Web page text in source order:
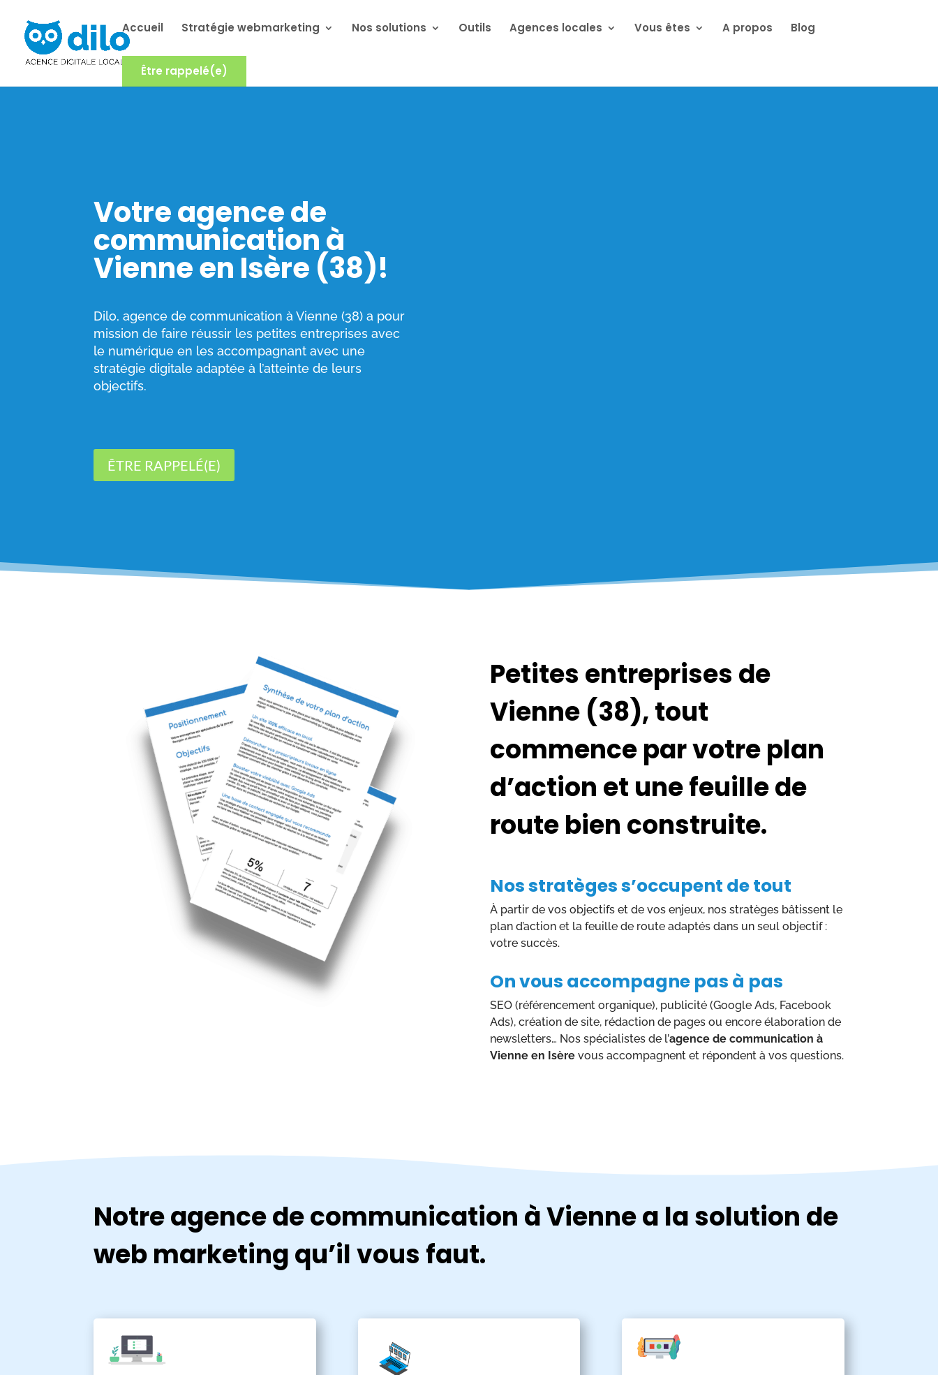
Accueil Stratégie webmarketing Nos solutions Outils Agences locales Vous êtes A propos Blog
Être rappelé(e)
Votre agence de
communicationà
Vienne en Isère (38)!
Dilo, agence de communication à Vienne (38) a pour
mission de faire réussir les petites entreprises avec
le numérique en les accompagnant avec une
stratégie digitale adaptée à l’atteinte de leurs
objectifs.
ÊTRE RAPPELÉ(E)
Petites entreprises de
Vienne (38), tout
commence par votre plan
d’action et une feuille de
route bien construite.
Nos stratèges s’occupent de tout
À partir de vos objectifs et de vos enjeux, nos stratèges bâtissent le
plan d’action et la feuille de route adaptés dans un seul objectif :
votre succès.
On vous accompagne pas à pas
SEO (référencement organique), publicité (Google Ads, Facebook
Ads), création de site, rédaction de pages ou encore élaboration de
newsletters… Nos spécialistes de l’agence de communication à
Vienne en Isèrevous accompagnent et répondent à vos questions.
Notre agence de communication à Vienne a la solution de
web marketing qu’il vous faut.